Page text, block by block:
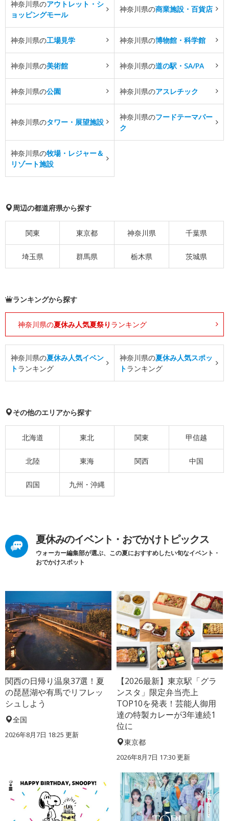
神奈川県のアウトレット・シ
ョッピングモール
神奈川県の商業施設・百貨店
神奈川県の工場見学 神奈川県の博物館・科学館
神奈川県の美術館 神奈川県の道の駅・SA/PA
神奈川県の公園 神奈川県のアスレチック
神奈川県のタワー・展望施設
神奈川県のフードテーマパー
ク
神奈川県の牧場・レジャー＆
リゾート施設
周辺の都道府県から探す
関東 東京都 神奈川県 千葉県
埼玉県 群馬県 栃木県 茨城県
ランキングから探す
神奈川県の夏休み人気夏祭り ランキング
神奈川県の夏休み人気イベン
トランキング
神奈川県の夏休み人気スポッ
トランキング
その他のエリアから探す
北海道 東北 関東 甲信越
北陸 東海 関西 中国
四国 九州・沖縄
夏休みのイベント・おでかけトピックス
ウォーカー編集部が選ぶ、この夏におすすめしたい旬なイベント・
おでかけスポット
関西の日帰り温泉37選！夏
の琵琶湖や有馬でリフレッ
シュしよう
全国
2026年8月7日 18:25 更新
【2026最新】東京駅「グラ
ンスタ」限定弁当売上
TOP10を発表！芸能人御用
達の特製カレーが3年連続1
位に
東京都
2026年8月7日 17:30更新